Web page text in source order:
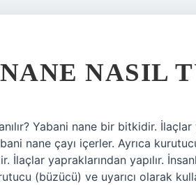
NASIL
Yabani nane bir bitkidir.
nane çayı içerler. Ayrıca
İlaçlar yapraklarından yapılır.
(büzücü) ve uyarıcı olarak